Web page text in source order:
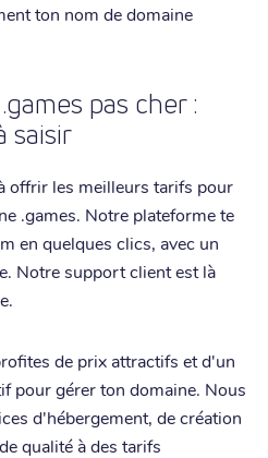
ton nom de domaine
pas cher :
saisir
offrir les meilleurs tarifs pour
.games. Notre plateforme te
en quelques clics, avec un
Notre support client est là
de prix attractifs et d'un
pour gérer ton domaine. Nous
d'hébergement, de création
qualité à des tarifs